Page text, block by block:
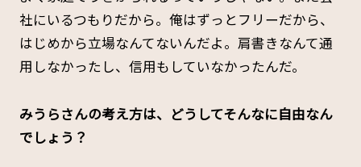
社にいるつもりだから。俺はずっとフリーだから、
はじめから立場なんてないんだよ。肩書きなんて通
用しなかったし、信用もしていなかったんだ。
みうらさんの考え方は、どうしてそんなに自由なん
でしょう？